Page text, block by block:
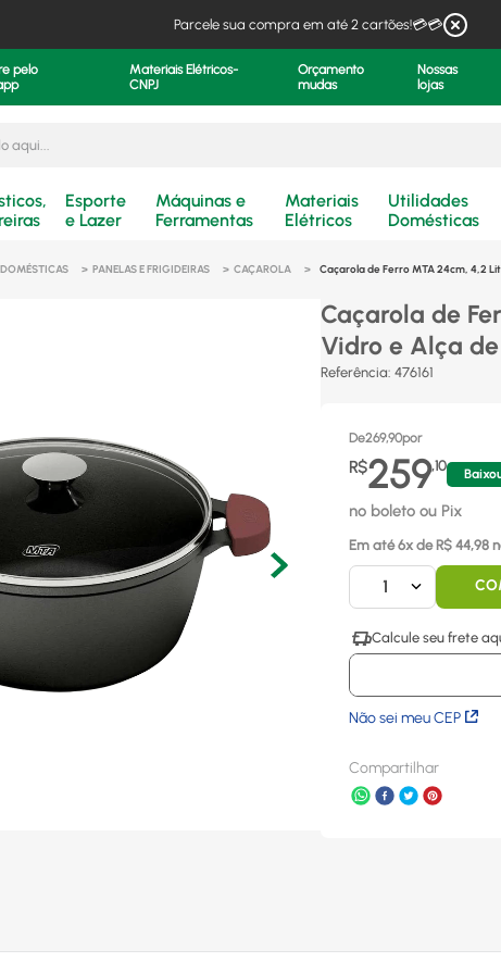
Parcele sua compra em até 2 cartões!💳💳
pelo
Materiais Elétricos-
CNPJ
Orçamento
mudas
Nossas
lojas
Esporte
e Lazer
Máquinas e
Ferramentas
Materiais
Elétricos
Utilidades
Domésticas
PANELAS E FRIGIDEIRAS CAÇAROLA Caçarola de Ferro MTA 24cm, 4,2
Caçarola de
Vidro e Alça
Referência: 476161
De269,90por
R$259,10
no boleto ou Pix
Em até 6x de R$ 44,98
1
Não sei meu CEP
Compartilhar